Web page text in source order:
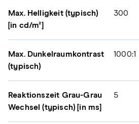
Max. Helligkeit (typisch)
[in cd/m²]
300
Max. Dunkelraumkontrast
(typisch)
1000:1
Reaktionszeit Grau-Grau
Wechsel (typisch) [in ms]
5